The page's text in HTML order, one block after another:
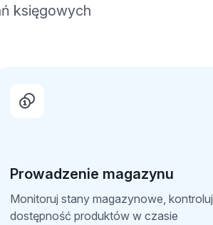
księgowych
Prowadzenie magazynu
Monitoruj stany magazynowe, kontroluj
dostępność produktów w czasie